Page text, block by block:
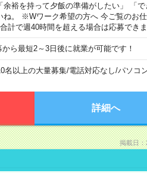
裕を持って夕飯の準備がしたい」 「で
。 ※Wワーク希望の方へ 今ご覧のお
で週40時間を超える場合は応募できま
ら最短2～3日後に就業が可能です！
名以上の大量募集/電話対応なし/パソコ
詳細へ
掲載日：